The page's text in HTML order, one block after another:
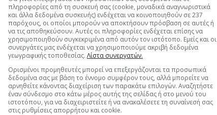
ανέφερε ότι οι συζητήσεις μεταξύ των δύο
δεν ήταν πάντα εύκολες, διεξήχθησαν σε
κλίμα και είχαν επίκεντρο την οικονομία. Η
στάθηκε ιδιαίτερα στη δέσμευση και των δύο
και βαθιά ριζωμένων σχέσεων, κάτι που,
και στο πεδίο του εμπορίου.
στοGoogle Discover!
εξελίξεις με την υπογραφη εγκυρότητας του Euro2day.gr
πληροφορίες από τη συσκευή σας (cookie, μοναδικά αναγνωριστικά
και άλλα δεδομένα συσκευής) ενδέχεται να κοινοποιηθούν σε 237
παρόχους, οι οποίοι μπορούν να αποκτήσουν πρόσβαση σε αυτές ή
να τις αποθηκεύσουν. Αυτές οι πληροφορίες ενδέχεται επίσης να
χρησιμοποιηθούν συγκεκριμένα από αυτόν τον ιστότοπο. Εμείς και οι
συνεργάτες μας ενδέχεται να χρησιμοποιούμε ακριβή δεδομένα
γεωγραφικής τοποθεσίας. Λίστα συνεργατών.
Ορισμένοι προμηθευτές μπορεί να επεξεργάζονται τα προσωπικά
δεδομένα σας με βάση το έννομο συμφέρον τους, αλλά μπορείτε να
αρνηθείτε κάνοντας διαχείριση των παρακάτω επιλογών. Αναζητήστε
έναν σύνδεσμο στο κάτω μέρος αυτής της σελίδας ή στο μενού του
ιστοτόπου, για να διαχειριστείτε ή να ανακαλέσετε τη συναίνεσή σας
στις ρυθμίσεις απορρήτου και cookie.